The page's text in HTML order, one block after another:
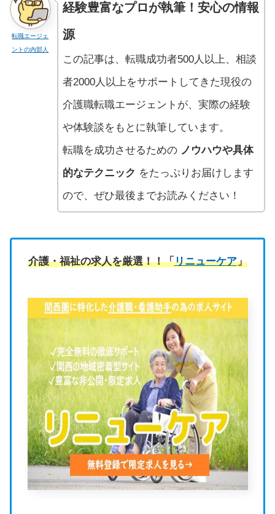
転職エージェ
ントの内部人
経験豊富なプロが執筆！安心の情報
源
この記事は、転職成功者500人以上、相談
者2000人以上をサポートしてきた現役の
介護職転職エージェントが、実際の経験
や体験談をもとに執筆しています。
転職を成功させるための ノウハウや具体
的なテクニック をたっぷりお届けします
ので、ぜひ最後までお読みください！
介護・福祉の求人を厳選！！「リニューケア」